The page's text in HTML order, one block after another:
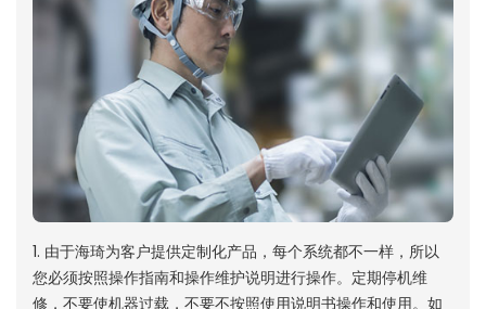
1. 由于海琦为客户提供定制化产品，每个系统都不一样，所以
您必须按照操作指南和操作维护说明进行操作。定期停机维
修，不要使机器过载，不要不按照使用说明书操作和使用。如